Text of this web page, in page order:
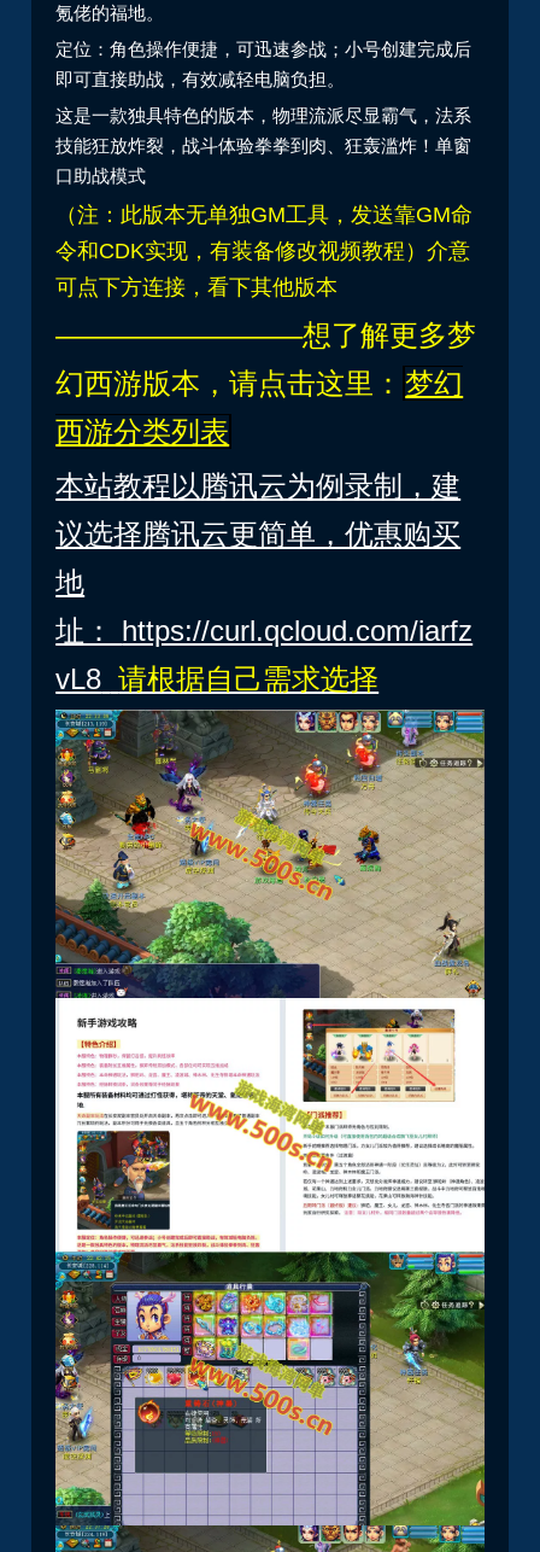
氪佬的福地。
定位：角色操作便捷，可迅速参战；小号创建完成后
即可直接助战，有效减轻电脑负担。
这是一款独具特色的版本，物理流派尽显霸气，法系
技能狂放炸裂，战斗体验拳拳到肉、狂轰滥炸！单窗
口助战模式
（注：此版本无单独GM工具，发送靠GM命
令和CDK实现，有装备修改视频教程）介意
可点下方连接，看下其他版本
————————–想了解更多梦
幻西游版本，请点击这里： 梦幻
西游分类列表
本站教程以腾讯云为例录制，建
议选择腾讯云更简单，优惠购买
地
址： https://curl.qcloud.com/iarfz
vL8 请根据自己需求选择